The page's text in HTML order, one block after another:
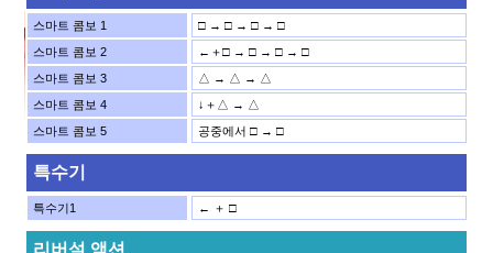
스마트 콤보 1
□ → □ → □ → □
스마트 콤보 2
←＋□ → □ → □ → □
스마트 콤보 3
△ → △ → △
스마트 콤보 4
↓＋△ → △
스마트 콤보 5
공중에서 □ → □
특수기
특수기1 ← ＋ □
리버설 액션